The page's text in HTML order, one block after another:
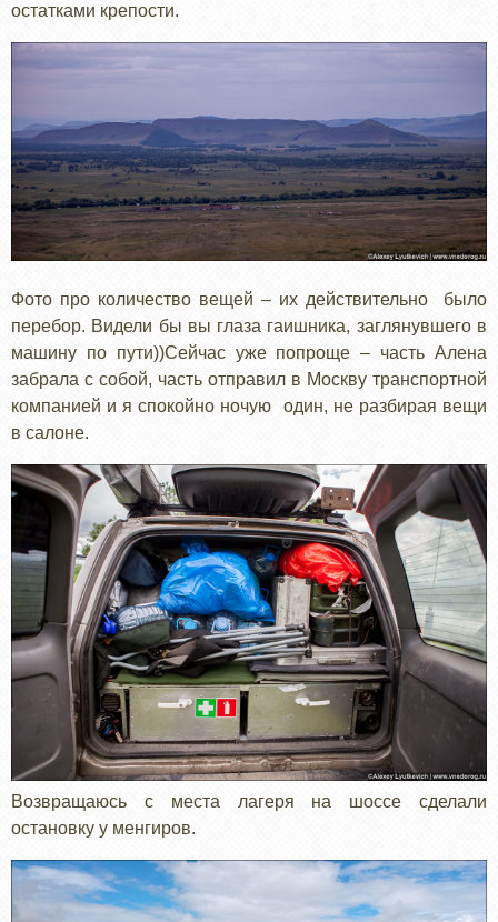
остатками крепости.
Фото про количество вещей – их действительно было
перебор. Видели бы вы глаза гаишника, заглянувшего в
машину по пути))Сейчас уже попроще – часть Алена
забрала с собой, часть отправил в Москву транспортной
компанией и я спокойно ночую один, не разбирая вещи
в салоне.
Возвращаюсь с места лагеря на шоссе сделали
остановку у менгиров.